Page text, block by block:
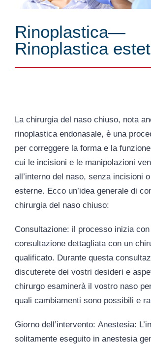
Rinoplastica—
Rinoplastica
La chirurgia del naso chiuso, nota
rinoplastica endonasale, è una
per correggere la forma e la
cui le incisioni e le manipolazioni
all’interno del naso, senza incisioni
esterne. Ecco un’idea generale di
chirurgia del naso chiuso:
Consultazione: il processo inizia con
consultazione dettagliata con un
qualificato. Durante questa
discuterete dei vostri desideri e
chirurgo esaminerà il vostro naso
quali cambiamenti sono possibili e
Giorno dell’intervento: Anestesia:
solitamente eseguito in anestesia